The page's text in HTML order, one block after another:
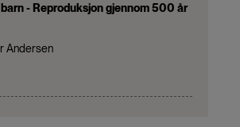
barn - Reproduksjon gjennom 500 år
Andersen